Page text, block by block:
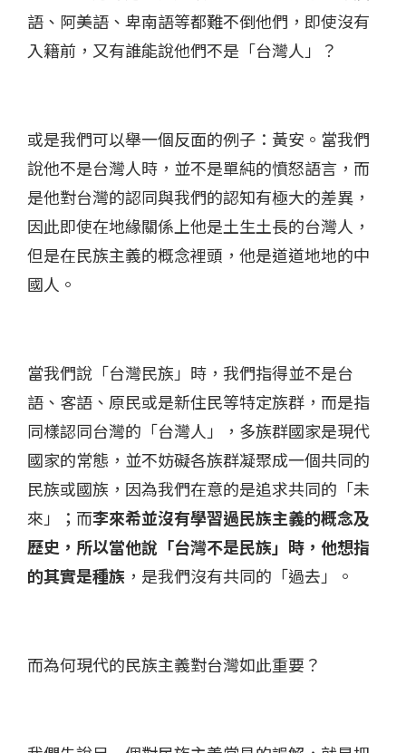
語、阿美語、卑南語等都難不倒他們，即使沒有
入籍前，又有誰能說他們不是「台灣人」？
或是我們可以舉一個反面的例子：黃安。當我們
說他不是台灣人時，並不是單純的憤怒語言，而
是他對台灣的認同與我們的認知有極大的差異，
因此即使在地緣關係上他是土生土長的台灣人，
但是在民族主義的概念裡頭，他是道道地地的中
國人。
當我們說「台灣民族」時，我們指得並不是台
語、客語、原民或是新住民等特定族群，而是指
同樣認同台灣的「台灣人」，多族群國家是現代
國家的常態，並不妨礙各族群凝聚成一個共同的
民族或國族，因為我們在意的是追求共同的「未
來」；而李來希並沒有學習過民族主義的概念及
歷史，所以當他說「台灣不是民族」時，他想指
的其實是種族 ，是我們沒有共同的「過去」。
而為何現代的民族主義對台灣如此重要？